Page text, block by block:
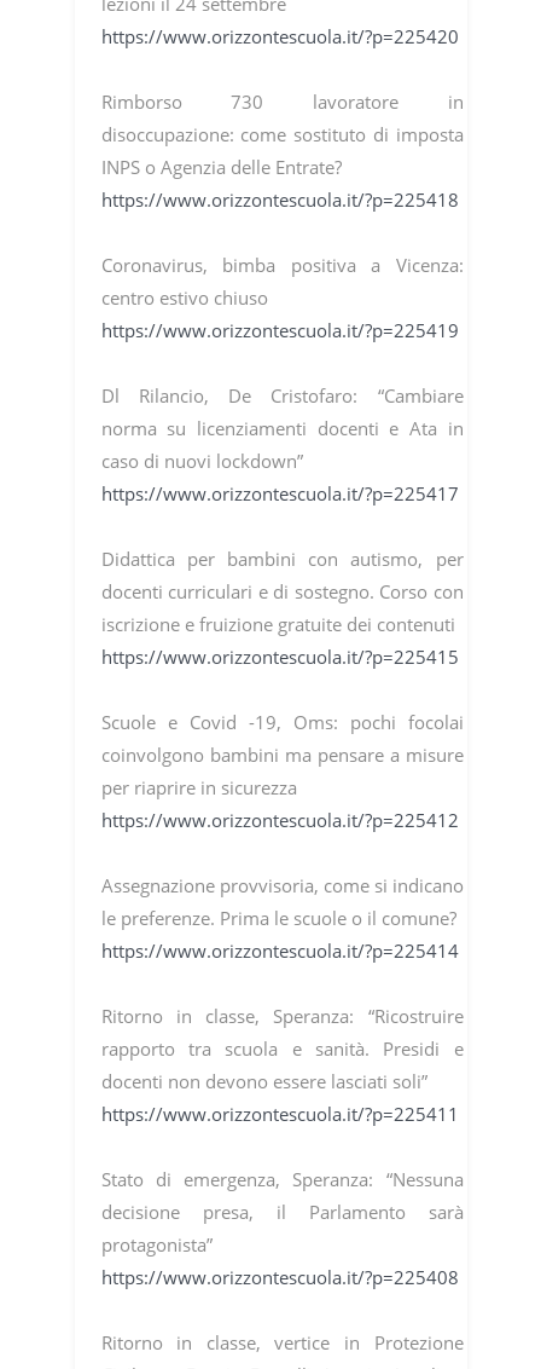
https://www.orizzontescuola.it/?p=225420
Rimborso 730 lavoratore in
disoccupazione: come sostituto di imposta
INPS o Agenzia delle Entrate?
https://www.orizzontescuola.it/?p=225418
Coronavirus, bimba positiva a Vicenza:
centro estivo chiuso
https://www.orizzontescuola.it/?p=225419
Dl Rilancio, De Cristofaro: “Cambiare
norma su licenziamenti docenti e Ata in
caso di nuovi lockdown”
https://www.orizzontescuola.it/?p=225417
Didattica per bambini con autismo, per
docenti curriculari e di sostegno. Corso con
iscrizione e fruizione gratuite dei contenuti
https://www.orizzontescuola.it/?p=225415
Scuole e Covid -19, Oms: pochi focolai
coinvolgono bambini ma pensare a misure
per riaprire in sicurezza
https://www.orizzontescuola.it/?p=225412
Assegnazione provvisoria, come si indicano
le preferenze. Prima le scuole o il comune?
https://www.orizzontescuola.it/?p=225414
Ritorno in classe, Speranza: “Ricostruire
rapporto tra scuola e sanità. Presidi e
docenti non devono essere lasciati soli”
https://www.orizzontescuola.it/?p=225411
Stato di emergenza, Speranza: “Nessuna
decisione presa, il Parlamento sarà
protagonista”
https://www.orizzontescuola.it/?p=225408
Ritorno in classe, vertice in Protezione